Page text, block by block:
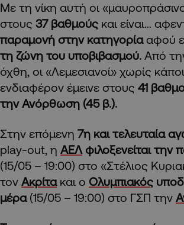
Με τη νίκη αυτή οι
στους 37 βαθμούς και είναι…
παραμονή στην κατηγορίααφού
τη ζώνη του υποβιβασμού. Από
όχθη, οι «Λεμεσιανοί» χωρίς
ενδιαφέρον έμεινε στους 41
την Ανόρθωση (45 β.).
Στην επόμενη 7η και τελευταία
play-out, η ΑΕΛ φιλοξενείται την
(15/05 – 19:00) στο «Στέλιος
τον Ακρίτακαι ο Ολυμπιακός
μέρα(15/05 – 19:00) στο ΓΣΠ την